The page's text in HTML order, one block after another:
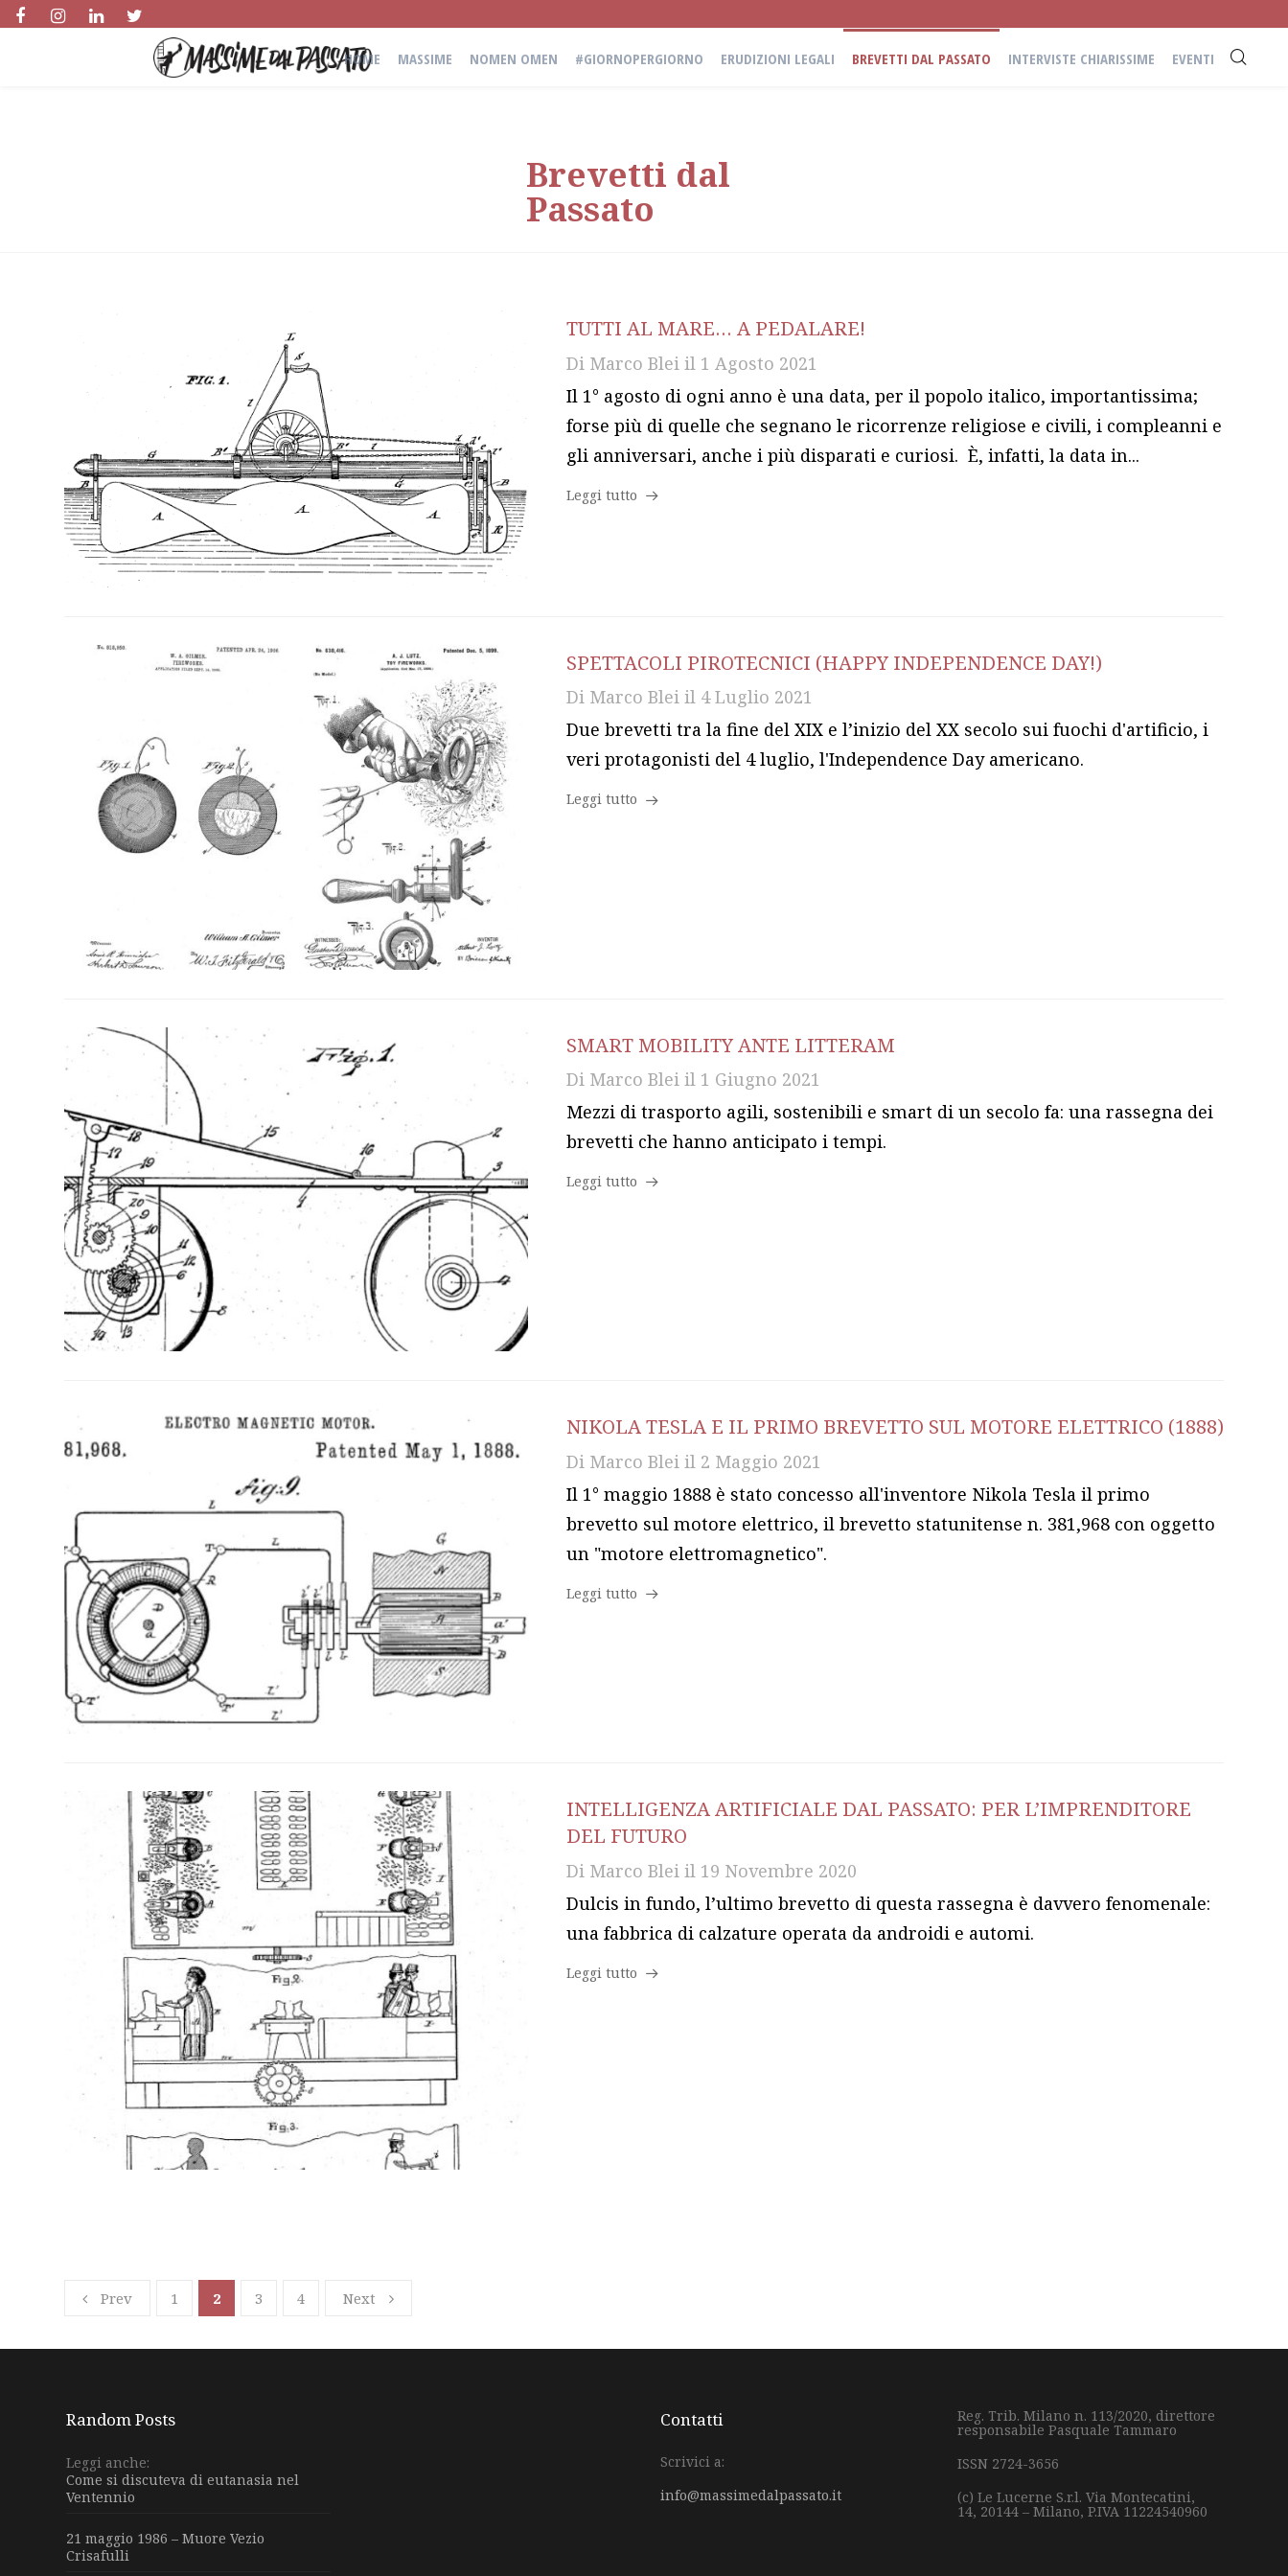
HOME MASSIME NOMEN OMEN #GIORNOPERGIORNO ERUDIZIONI LEGALI BREVETTI DAL PASSATO INTERVISTE CHIARISSIME EVENTI
Brevetti dal
Passato
TUTTI AL MARE… A PEDALARE!
Di Marco Blei il 1 Agosto 2021
Il 1° agosto di ogni anno è una data, per il popolo italico, importantissima;
forse più di quelle che segnano le ricorrenze religiose e civili, i compleanni e
gli anniversari, anche i più disparati e curiosi. È, infatti, la data in...
Leggi tutto
SPETTACOLI PIROTECNICI (HAPPY INDEPENDENCE DAY!)
Di Marco Blei il 4 Luglio 2021
Due brevetti tra la fine del XIX e l’inizio del XX secolo sui fuochi d'artificio, i
veri protagonisti del 4 luglio, l'Independence Day americano.
Leggi tutto
SMART MOBILITY ANTE LITTERAM
Di Marco Blei il 1 Giugno 2021
Mezzi di trasporto agili, sostenibili e smart di un secolo fa: una rassegna dei
brevetti che hanno anticipato i tempi.
Leggi tutto
NIKOLA TESLA E IL PRIMO BREVETTO SUL MOTORE ELETTRICO (1888)
Di Marco Blei il 2 Maggio 2021
Il 1° maggio 1888 è stato concesso all'inventore Nikola Tesla il primo
brevetto sul motore elettrico, il brevetto statunitense n. 381,968 con oggetto
un "motore elettromagnetico".
Leggi tutto
INTELLIGENZA ARTIFICIALE DAL PASSATO: PER L’IMPRENDITORE
DEL FUTURO
Di Marco Blei il 19 Novembre 2020
Dulcis in fundo, l’ultimo brevetto di questa rassegna è davvero fenomenale:
una fabbrica di calzature operata da androidi e automi.
Leggi tutto
Prev 1 2 3 4 Next
Random Posts
Leggi anche:
Come si discuteva di eutanasia nel
Ventennio
21 maggio 1986 – Muore Vezio
Crisafulli
Contatti
Scrivici a:
info@massimedalpassato.it
Reg. Trib. Milano n. 113/2020, direttore
responsabile Pasquale Tammaro
ISSN 2724-3656
(c) Le Lucerne S.r.l. Via Montecatini,
14, 20144 – Milano, P.IVA 11224540960